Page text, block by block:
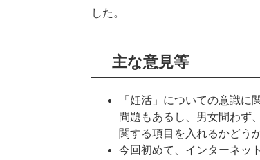
した。
主な意見等
「妊活」についての意識
問題もあるし、男女問わず
関する項目を入れるかどう
今回初めて、インターネッ